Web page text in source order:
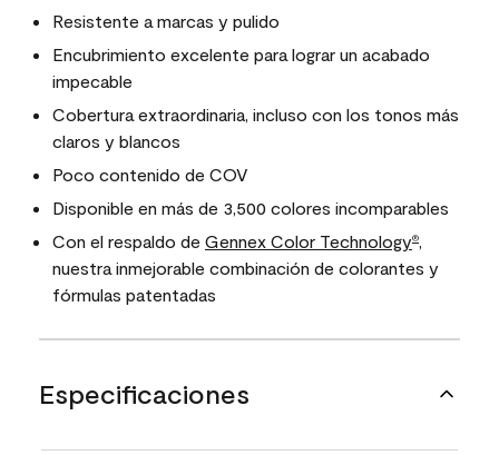
Resistente a marcas y pulido
Encubrimiento excelente para lograr un acabado
impecable
Cobertura extraordinaria, incluso con los tonos más
claros y blancos
Poco contenido de COV
Disponible en más de 3,500 colores incomparables
Con el respaldo de Gennex Color Technology®,
nuestra inmejorable combinación de colorantes y
fórmulas patentadas
Especificaciones